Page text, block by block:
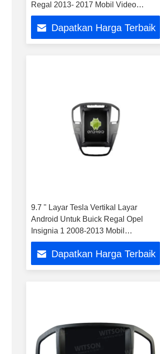
Regal 2013- 2017 Mobil Video
Sentuh Multimedia QLED
Dapatkan Harga Terbaik
9.7 " Layar Tesla Vertikal Layar
Android Untuk Buick Regal Opel
Insignia 1 2008-2013 Mobil
Multimedia Stereo GPS Carplay
PlayerDapatkan Harga Terbaik